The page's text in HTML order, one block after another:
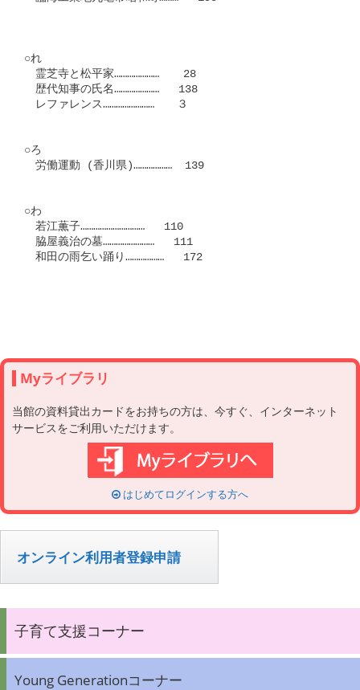
Myライブラリ
当館の資料貸出カードをお持ちの方は、今すぐ、インターネット
サービスをご利用いただけます。
はじめてログインする方へ
オンライン利用者登録申請
子育て支援コーナー
Young Generationコーナー